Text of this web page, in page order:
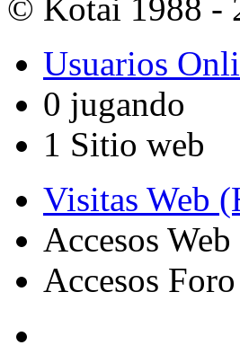
© Kotai 1988 -
Usuarios
0 jugando
1 Sitio web
Visitas Web
Accesos
Accesos